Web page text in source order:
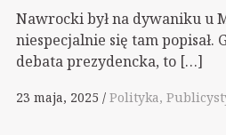
Nawrocki był na dywaniku u
niespecjalnie się tam popisał.
debata prezydencka, to […]
23 maja, 2025 Polityka